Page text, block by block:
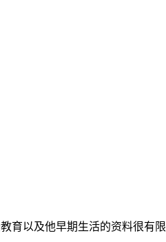
育以及他早期生活的资料很有限